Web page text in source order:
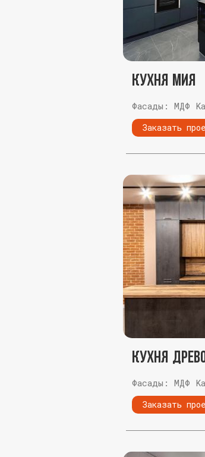
Кухня Мия
Фасады: МДФ
Заказать
Кухня
Фасады: МДФ
Заказать